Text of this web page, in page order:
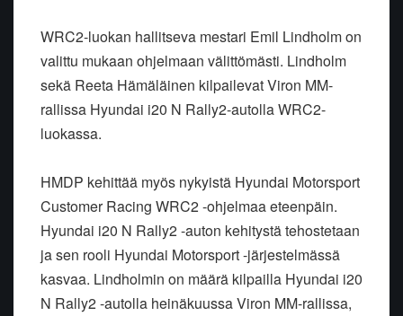
WRC2-luokan hallitseva mestari Emil Lindholm on
valittu mukaan ohjelmaan välittömästi. Lindholm
sekä Reeta Hämäläinen kilpailevat Viron MM-
rallissa Hyundai i20 N Rally2-autolla WRC2-
luokassa.
HMDP kehittää myös nykyistä Hyundai Motorsport
Customer Racing WRC2 -ohjelmaa eteenpäin.
Hyundai i20 N Rally2 -auton kehitystä tehostetaan
ja sen rooli Hyundai Motorsport -järjestelmässä
kasvaa. Lindholmin on määrä kilpailla Hyundai i20
N Rally2 -autolla heinäkuussa Viron MM-rallissa,